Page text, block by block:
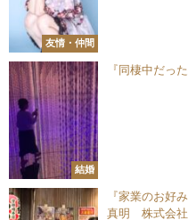
友情・仲間
結婚
『同棲中だっ
『家業のお好
真明 株式会社